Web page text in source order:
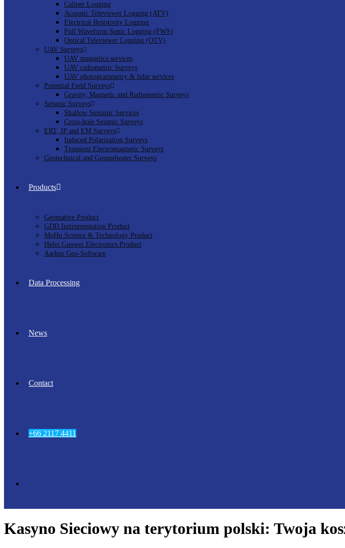
Caliper Logging
Acoustic Televiewer Logging (ATV)
Electrical Resistivity Logging
Full Waveform Sonic Logging (FWS)
Optical Televiewer Logging (OTV)
UAV Surveys
UAV magnetics services
UAV radiometric Surveys
UAV photogrammetry & lidar services
Potential Field Surveys
Gravity, Magnetic and Radiometric Surveys
Seismic Surveys
Shallow Seisimic Services
Cross-hole Seismic Surveys
ERT, IP and EM Surveys
Induced Polarization Surveys
Transient Electromagnetic Surveys
Geotechnical and Groundwater Surveys
Products
Geomative Product
GDD Instrumentation Product
MoHo Science & Technology Product
Hefei Guowei Electronics Product
Aarhus Geo-Software
Data Processing
News
Contact
+66 2117 4411
Kasyno Sieciowy na terytorium polski: Twoja